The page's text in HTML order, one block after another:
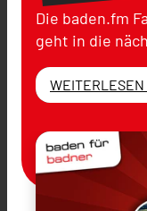
Die baden.fm
geht in die
WEITERLESEN